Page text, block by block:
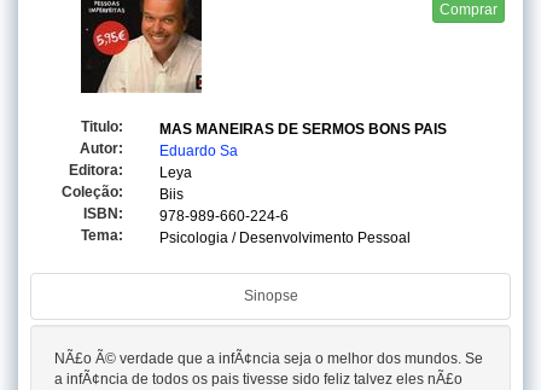
Comprar
Titulo:
MAS MANEIRAS DE SERMOS BONS PAIS
Autor:
Eduardo Sa
Editora:
Leya
Coleção:
Biis
ISBN:
978-989-660-224-6
Tema:
Psicologia / Desenvolvimento Pessoal
Sinopse
NÃ£o Ã© verdade que a infÃ¢ncia seja o melhor dos mundos. Se
a infÃ¢ncia de todos os pais tivesse sido feliz talvez eles nÃ£o